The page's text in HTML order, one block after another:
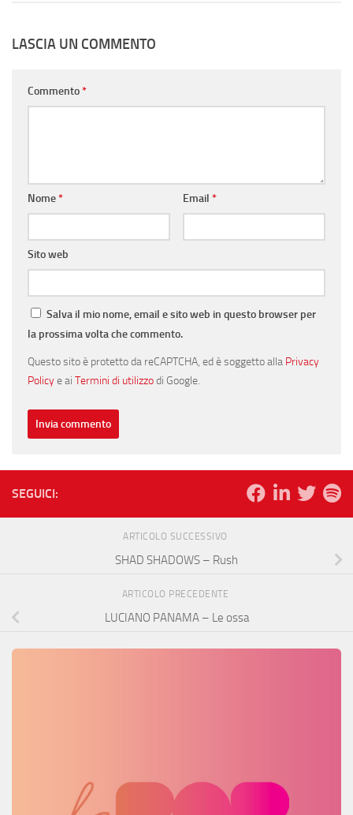
LASCIA UN COMMENTO
Commento*
Nome* Email *
Sito web
Salva il mio nome, email e sito web in questo browser per
la prossima volta che commento.
Questo sito è protetto da reCAPTCHA, ed è soggetto alla Privacy
Policye ai Termini di utilizzodi Google.
SEGUICI:
ARTICOLO SUCCESSIVO
SHAD SHADOWS – Rush
ARTICOLO PRECEDENTE
LUCIANO PANAMA – Le ossa